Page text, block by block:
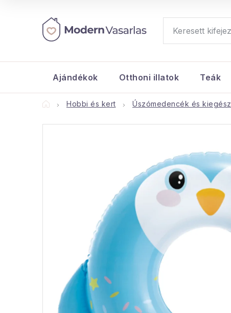
tartalomhoz
Ajándékok Otthoni illatok Teák
KezdőlapHobbi és kert Úszómedencék és